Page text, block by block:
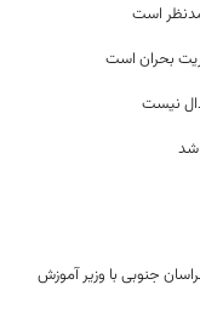
است
بحران است
نیست
جنوبی با وزیر آموزش